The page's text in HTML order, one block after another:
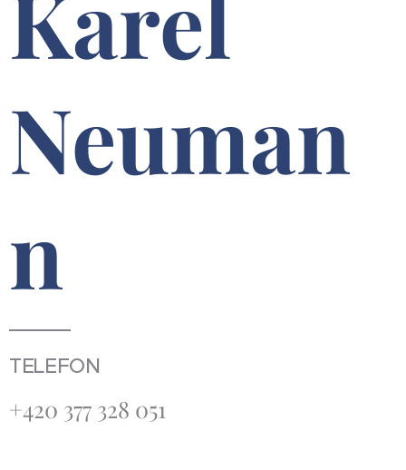
Neuman
n
TELEFON
+420 377 328 051